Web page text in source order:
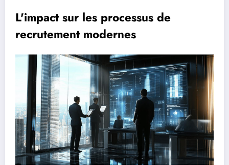
L'impact sur les processus de
recrutement modernes